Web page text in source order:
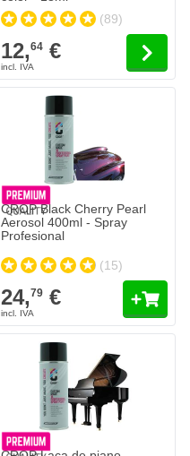
(89)
12,64 €
CROP Black Cherry Pearl
Aerosol 400ml - Spray
Profesional
(15)
24,79 €